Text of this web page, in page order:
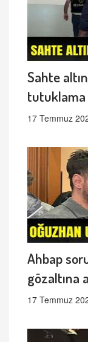
Sahte
tutuklama
17 Temmuz
Ahbap
gözaltına
17 Temmuz